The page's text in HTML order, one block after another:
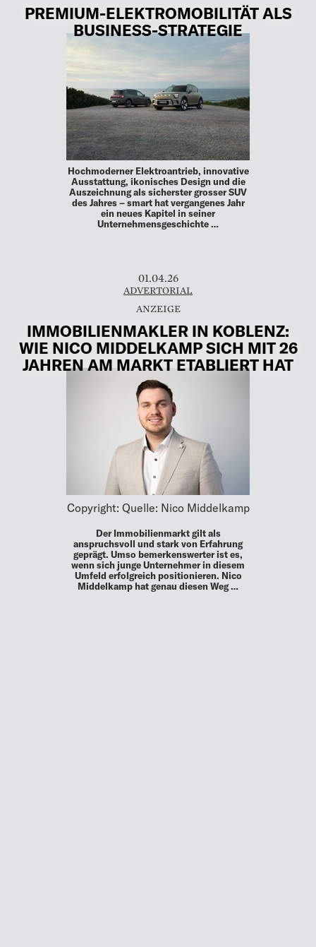
PREMIUM-ELEKTROMOBILITÄT ALS
BUSINESS-STRATEGIE
Hochmoderner Elektroantrieb, innovative
Ausstattung, ikonisches Design und die
Auszeichnung als sicherster grosser SUV
des Jahres – smart hat vergangenes Jahr
ein neues Kapitel in seiner
Unternehmensgeschichte …
01.04.26
ADVERTORIAL
IMMOBILIENMAKLER IN KOBLENZ:
WIE NICO MIDDELKAMP SICH MIT 26
JAHREN AM MARKT ETABLIERT HAT
Copyright: Quelle: Nico Middelkamp
Der Immobilienmarkt gilt als
anspruchsvoll und stark von Erfahrung
geprägt. Umso bemerkenswerter ist es,
wenn sich junge Unternehmer in diesem
Umfeld erfolgreich positionieren. Nico
Middelkamp hat genau diesen Weg …